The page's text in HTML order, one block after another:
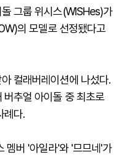
그룹 위시스(WISHes)가
의 모델로 선정됐다고
컬래버레이션에 나섰다.
추얼 아이돌 중 최초로
례다.
멤버 '아일라'와 '므므네'가